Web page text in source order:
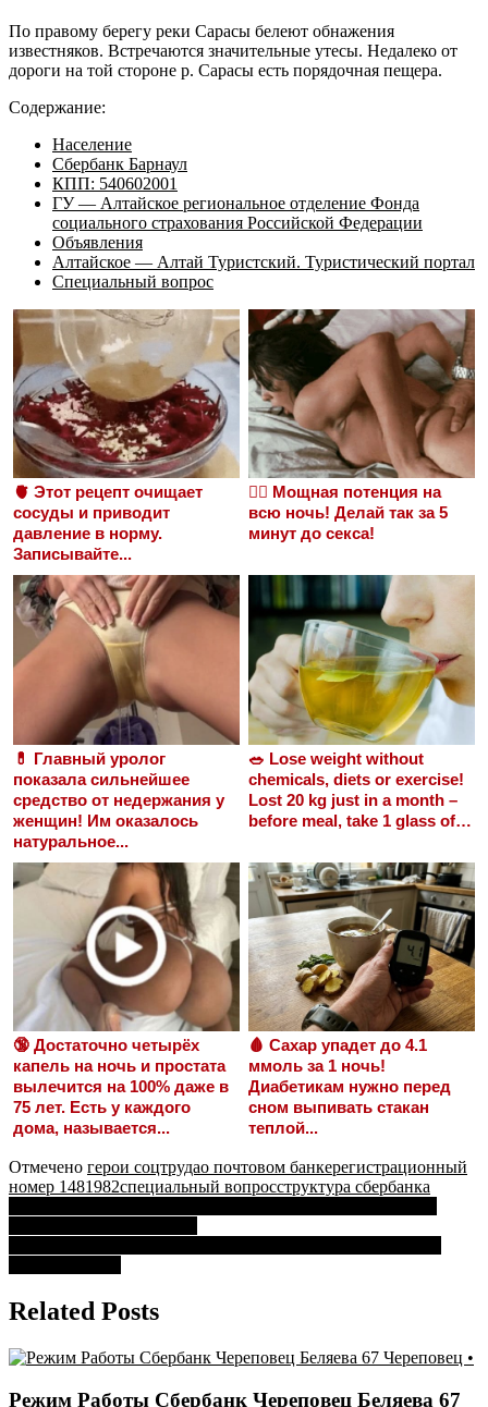
По правому берегу реки Сарасы белеют обнажения
известняков. Встречаются значительные утесы. Недалеко от
дороги на той стороне р. Сарасы есть порядочная пещера.
Содержание:
Население
Сбербанк Барнаул
КПП: 540602001
ГУ — Алтайское региональное отделение Фонда
социального страхования Российской Федерации
Объявления
Алтайское — Алтай Туристский. Туристический портал
Специальный вопрос
🫀 Этот рецепт очищает
сосуды и приводит
давление в норму.
Записывайте...
❤️‍🔥 Мощная потенция на
всю ночь! Делай так за 5
минут до секса!
💊 Главный уролог
показала сильнейшее
средство от недержания у
женщин! Им оказалось
натуральное...
🥗 Lose weight without
chemicals, diets or exercise!
Lost 20 kg just in a month –
before meal, take 1 glass of…
🔞 Достаточно четырёх
капель на ночь и простата
вылечится на 100% даже в
75 лет. Есть у каждого
дома, называется...
🩸 Сахар упадет до 4.1
ммоль за 1 ночь!
Диабетикам нужно перед
сном выпивать стакан
теплой...
Отмечено герои соцтрудао почтовом банкерегистрационный
номер 1481982специальный вопросструктура сбербанка
Навигация
по
записям
Related Posts
Режим Работы Сбербанк Череповец Беляева 67